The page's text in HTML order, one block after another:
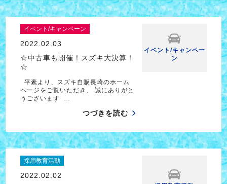
イベント/キャンペーン
2022.02.03
☆中古車も開催！スズキ大決算！
☆
平素より、スズキ自販長崎のホーム
ページをご覧いただき、 誠にありがと
うございます …
つづきを読む
イベント/キャンペー
ン
採用教育活動
2022.02.02